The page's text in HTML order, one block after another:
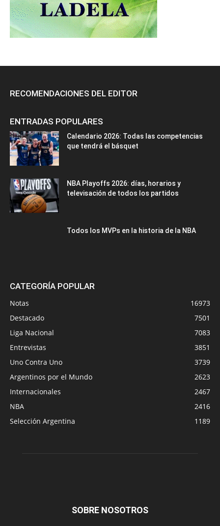
RECOMENDACIONES DEL EDITOR
ENTRADAS POPULARES
Calendario 2026: Todas las competencias
que tendrá el básquet
NBA Playoffs 2026: días, horarios y
televisación de todos los partidos
Todos los MVPs en la historia de la NBA
CATEGORÍA POPULAR
Notas
16973
Destacado
7501
Liga Nacional
7083
Entrevistas
3851
Uno Contra Uno
3739
Argentinos por el Mundo
2623
Internacionales
2467
NBA
2416
Selección Argentina
1189
SOBRE NOSOTROS